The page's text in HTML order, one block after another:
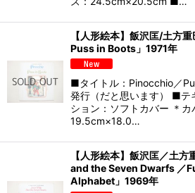
【人形絵本】飯沢匡/土方
Puss in Boots」1971年
■タイトル：Pinocchio／
発行（だと思います） ■テ
ション：ソフトカバー ＊
19.5cm×18.0…
【人形絵本】飯沢匡／土
and the Seven Dwarfs ／
Alphabet」1969年